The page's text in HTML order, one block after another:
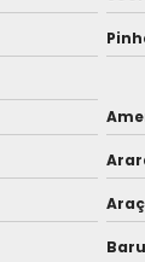
com software
empresa
por
com